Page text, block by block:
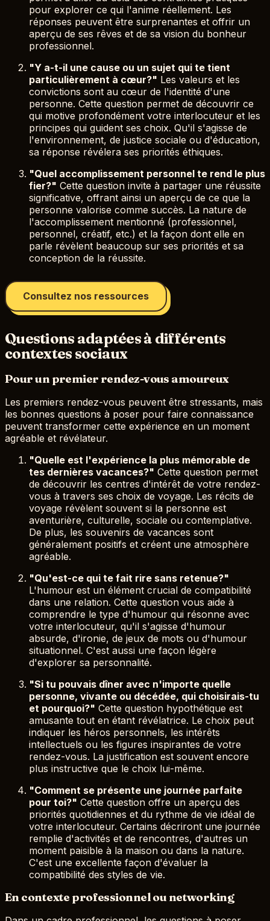
pour explorer ce qui l'anime réellement. Les
réponses peuvent être surprenantes et offrir un
aperçu de ses rêves et de sa vision du bonheur
professionnel.
"Y a-t-il une cause ou un sujet qui te tient
particulièrement à cœur?" Les valeurs et les
convictions sont au cœur de l'identité d'une
personne. Cette question permet de découvrir ce
qui motive profondément votre interlocuteur et les
principes qui guident ses choix. Qu'il s'agisse de
l'environnement, de justice sociale ou d'éducation,
sa réponse révélera ses priorités éthiques.
"Quel accomplissement personnel te rend le plus
fier?" Cette question invite à partager une réussite
significative, offrant ainsi un aperçu de ce que la
personne valorise comme succès. La nature de
l'accomplissement mentionné (professionnel,
personnel, créatif, etc.) et la façon dont elle en
parle révèlent beaucoup sur ses priorités et sa
conception de la réussite.
Consultez nos ressources
Questions adaptées à différents
contextes sociaux
Pour un premier rendez-vous amoureux
Les premiers rendez-vous peuvent être stressants, mais
les bonnes questions à poser pour faire connaissance
peuvent transformer cette expérience en un moment
agréable et révélateur.
"Quelle est l'expérience la plus mémorable de
tes dernières vacances?" Cette question permet
de découvrir les centres d'intérêt de votre rendez-
vous à travers ses choix de voyage. Les récits de
voyage révèlent souvent si la personne est
aventurière, culturelle, sociale ou contemplative.
De plus, les souvenirs de vacances sont
généralement positifs et créent une atmosphère
agréable.
"Qu'est-ce qui te fait rire sans retenue?"
L'humour est un élément crucial de compatibilité
dans une relation. Cette question vous aide à
comprendre le type d'humour qui résonne avec
votre interlocuteur, qu'il s'agisse d'humour
absurde, d'ironie, de jeux de mots ou d'humour
situationnel. C'est aussi une façon légère
d'explorer sa personnalité.
"Si tu pouvais dîner avec n'importe quelle
personne, vivante ou décédée, qui choisirais-tu
et pourquoi?" Cette question hypothétique est
amusante tout en étant révélatrice. Le choix peut
indiquer les héros personnels, les intérêts
intellectuels ou les figures inspirantes de votre
rendez-vous. La justification est souvent encore
plus instructive que le choix lui-même.
"Comment se présente une journée parfaite
pour toi?" Cette question offre un aperçu des
priorités quotidiennes et du rythme de vie idéal de
votre interlocuteur. Certains décriront une journée
remplie d'activités et de rencontres, d'autres un
moment paisible à la maison ou dans la nature.
C'est une excellente façon d'évaluer la
compatibilité des styles de vie.
En contexte professionnel ou networking